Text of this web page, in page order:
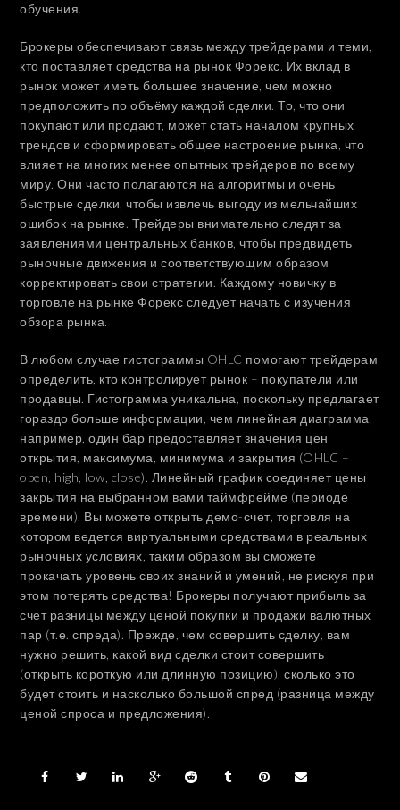
обучения.
Брокеры обеспечивают связь между трейдерами и теми,
кто поставляет средства на рынок Форекс. Их вклад в
рынок может иметь большее значение, чем можно
предположить по объёму каждой сделки. То, что они
покупают или продают, может стать началом крупных
трендов и сформировать общее настроение рынка, что
влияет на многих менее опытных трейдеров по всему
миру. Они часто полагаются на алгоритмы и очень
быстрые сделки, чтобы извлечь выгоду из мельчайших
ошибок на рынке. Трейдеры внимательно следят за
заявлениями центральных банков, чтобы предвидеть
рыночные движения и соответствующим образом
корректировать свои стратегии. Каждому новичку в
торговле на рынке Форекс следует начать с изучения
обзора рынка.
В любом случае гистограммы OHLC помогают трейдерам
определить, кто контролирует рынок – покупатели или
продавцы. Гистограмма уникальна, поскольку предлагает
гораздо больше информации, чем линейная диаграмма,
например, один бар предоставляет значения цен
открытия, максимума, минимума и закрытия (OHLC –
open, high, low, close). Линейный график соединяет цены
закрытия на выбранном вами таймфрейме (периоде
времени). Вы можете открыть демо-счет, торговля на
котором ведется виртуальными средствами в реальных
рыночных условиях, таким образом вы сможете
прокачать уровень своих знаний и умений, не рискуя при
этом потерять средства! Брокеры получают прибыль за
счет разницы между ценой покупки и продажи валютных
пар (т.е. спреда). Прежде, чем совершить сделку, вам
нужно решить, какой вид сделки стоит совершить
(открыть короткую или длинную позицию), сколько это
будет стоить и насколько большой спред (разница между
ценой спроса и предложения).